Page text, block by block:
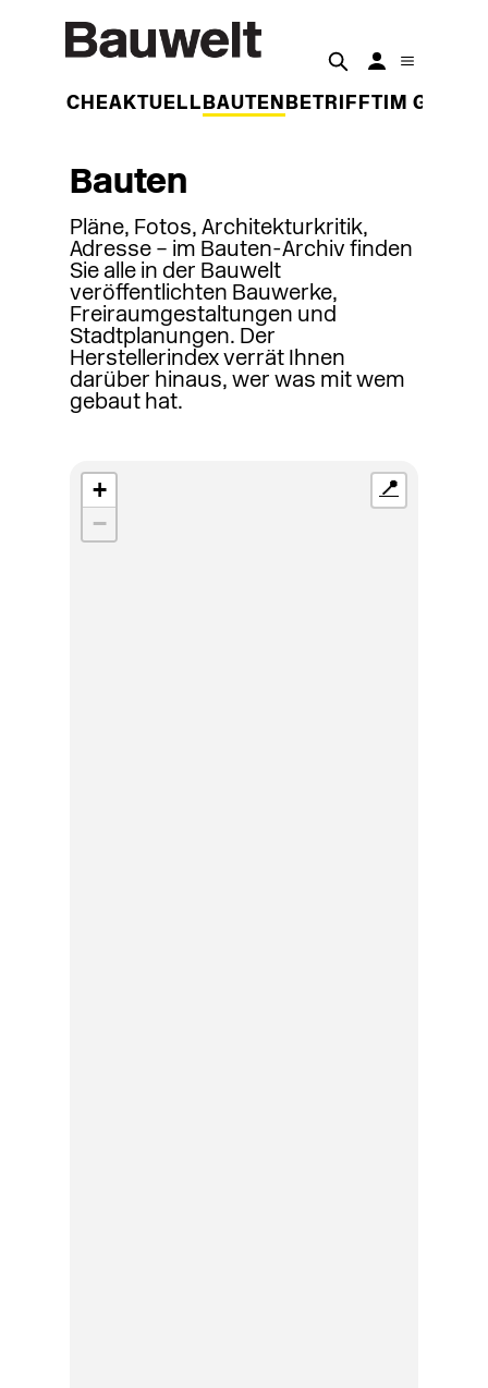
WOCHEAKTUELL BAUTEN BETRIFFT IM
Bauten
Pläne, Fotos, Architekturkritik,
Adresse – im Bauten-Archiv finden
Sie alle in der Bauwelt
veröffentlichten Bauwerke,
Freiraumgestaltungen und
Stadtplanungen. Der
Herstellerindex verrät Ihnen
darüber hinaus, wer was mit wem
gebaut hat.
+
−
📍